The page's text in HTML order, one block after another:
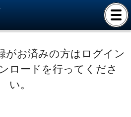
がお済みの方はログイン
ロードを行ってくださ
い。